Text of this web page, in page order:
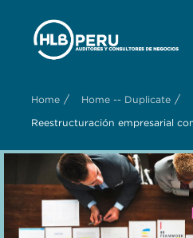
Home / Home -- Duplicate /
Reestructuración empresarial